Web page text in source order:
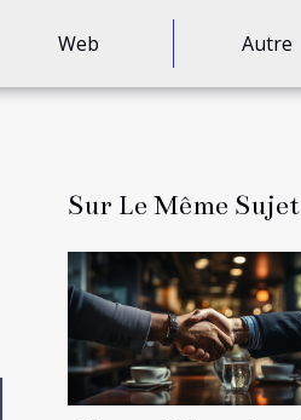
Web Autre
Sur Le Même Sujet